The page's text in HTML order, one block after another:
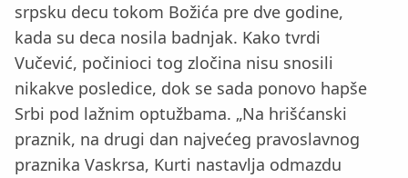
srpsku decu tokom Božića pre dve godine,
kada su deca nosila badnjak. Kako tvrdi
Vučević, počinioci tog zločina nisu snosili
nikakve posledice, dok se sada ponovo hapše
Srbi pod lažnim optužbama. „Na hrišćanski
praznik, na drugi dan najvećeg pravoslavnog
praznika Vaskrsa, Kurti nastavlja odmazdu